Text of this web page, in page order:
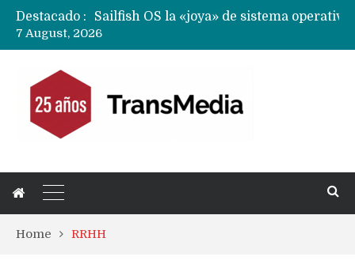
Destacado :
7 August, 2026
Home RRHH